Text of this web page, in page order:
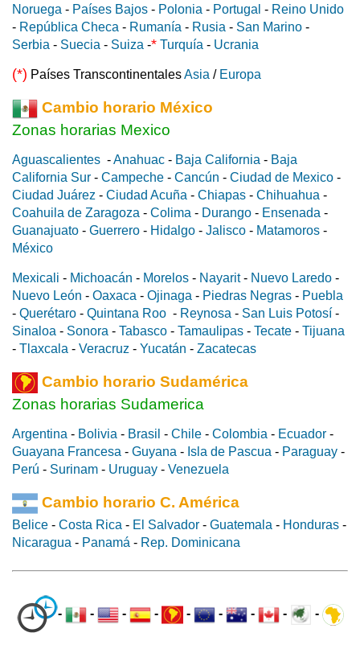
Noruega - Países Bajos - Polonia - Portugal - Reino Unido
- República Checa - Rumanía - Rusia - San Marino -
Serbia - Suecia - Suiza -* Turquía - Ucrania
(*) Países TranscontinentalesAsia / Europa
Cambio horario México
Zonas horarias Mexico
Aguascalientes -Anahuac - Baja California - Baja
California Sur - Campeche - Cancún - Ciudad de Mexico -
Ciudad Juárez - Ciudad Acuña - Chiapas - Chihuahua -
Coahuila de Zaragoza - Colima - Durango - Ensenada -
Guanajuato - Guerrero - Hidalgo - Jalisco - Matamoros -
México
Mexicali - Michoacán - Morelos - Nayarit- Nuevo Laredo -
Nuevo León - Oaxaca - Ojinaga - Piedras Negras - Puebla
- Querétaro - Quintana Roo - Reynosa - San Luis Potosí -
Sinaloa - Sonora - Tabasco - Tamaulipas - Tecate - Tijuana
- Tlaxcala - Veracruz - Yucatán - Zacatecas
Cambio horario Sudamérica
Zonas horarias Sudamerica
Argentina - Bolivia - Brasil - Chile - Colombia - Ecuador -
Guayana Francesa - Guyana - Isla de Pascua - Paraguay -
Perú - Surinam - Uruguay - Venezuela
Cambio horario C. América
Belice - Costa Rica - El Salvador - Guatemala - Honduras -
Nicaragua - Panamá - Rep. Dominicana
- - - - - - - - -